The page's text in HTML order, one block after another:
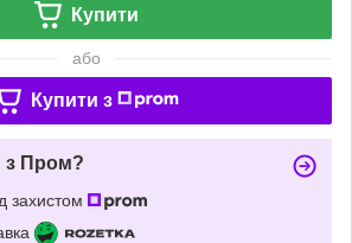
Купити
або
Купити з
з Пром?
захистом